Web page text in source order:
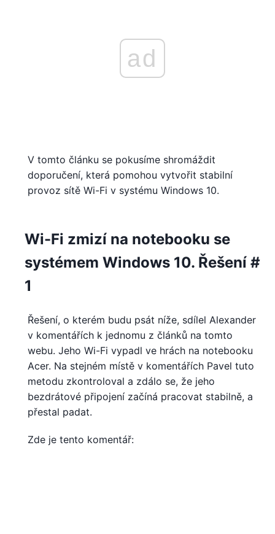
ad
V tomto článku se pokusíme shromáždit
doporučení, která pomohou vytvořit stabilní
provoz sítě Wi-Fi v systému Windows 10.
Wi-Fi zmizí na notebooku se
systémem Windows 10. Řešení #
1
Řešení, o kterém budu psát níže, sdílel Alexander
v komentářích k jednomu z článků na tomto
webu. Jeho Wi-Fi vypadl ve hrách na notebooku
Acer. Na stejném místě v komentářích Pavel tuto
metodu zkontroloval a zdálo se, že jeho
bezdrátové připojení začíná pracovat stabilně, a
přestal padat.
Zde je tento komentář: